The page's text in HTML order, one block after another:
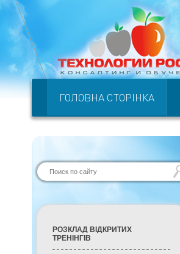
ГОЛОВНА СТОРІНКА
РОЗКЛАД ВІДКРИТИХ
ТРЕНІНГІВ